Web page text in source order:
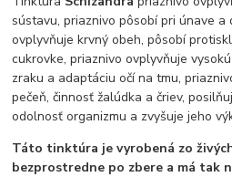
sústavu, priaznivo pôsobí pri únave a
ovplyvňuje krvný obeh, pôsobí
cukrovke, priaznivo ovplyvňuje
zraku a adaptáciu očí na tmu,
pečeň, činnosť žalúdka a čriev,
odolnosť organizmu a zvyšuje jeho
Táto tinktúra je vyrobená zo
bezprostredne po zbere a má tak